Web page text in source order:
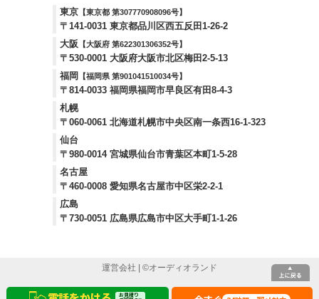
お見積り
東京 【東京都 第307770908096号】
〒141-0031 東京都品川区西五反田1-26-2
大阪
【大阪府 第622301306352号】
〒530-0001 大阪府大阪市北区梅田2-5-13
福岡
【福岡県 第901041510034号】
〒814-0033 福岡県福岡市早良区有田8-4-3
札幌
〒060-0061 北海道札幌市中央区南一条西16-1-323
仙台
〒980-0014 宮城県仙台市青葉区本町1-5-28
名古屋
〒460-0008 愛知県名古屋市中区栄2-2-1
広島
〒730-0051 広島県広島市中区大手町1-1-26
運営会社 | ©オーディオランド